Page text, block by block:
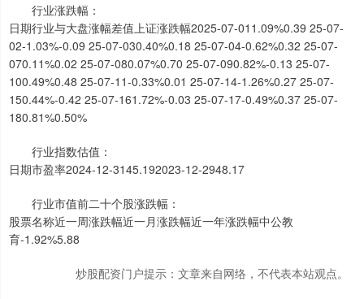
行业涨跌幅：
日期行业与大盘涨幅差值上证涨跌幅2025-07-011.09%0.39 25-07-
02-1.03%-0.09 25-07-030.40%0.18 25-07-04-0.62%0.32 25-07-
070.11%0.02 25-07-080.07%0.70 25-07-090.82%-0.13 25-07-
100.49%0.48 25-07-11-0.33%0.01 25-07-14-1.26%0.27 25-07-
150.44%-0.42 25-07-161.72%-0.03 25-07-17-0.49%0.37 25-07-
180.81%0.50%
行业指数估值：
日期市盈率2024-12-3145.192023-12-2948.17
行业市值前二十个股涨跌幅：
股票名称近一周涨跌幅近一月涨跌幅近一年涨跌幅中公教
育-1.92%5.88
炒股配资门户提示：文章来自网络，不代表本站观点。